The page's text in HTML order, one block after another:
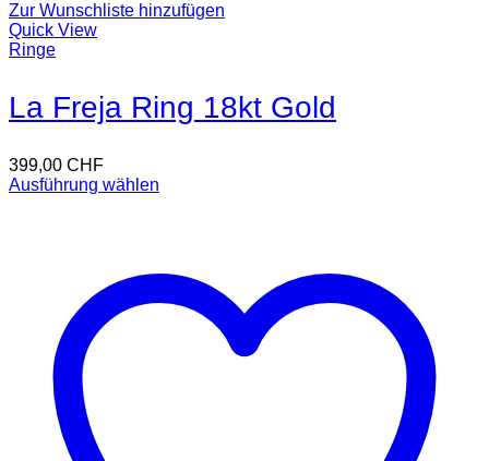
Zur Wunschliste hinzufügen
Quick View
Ringe
La Freja Ring 18kt Gold
399,00 CHF
Ausführung wählen